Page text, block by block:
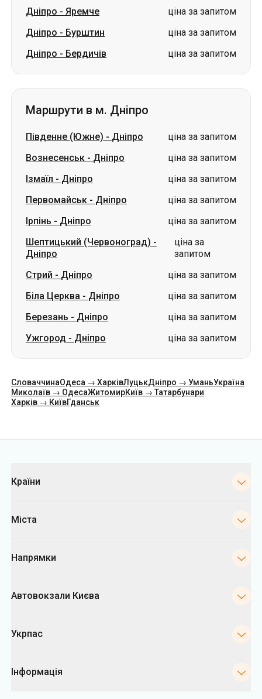
Дніпро - Яремче
ціна за запитом
Дніпро - Бурштин
ціна за запитом
Дніпро - Бердичів ціна за запитом
Маршрути в м. Дніпро
Південне (Южне) - Дніпро
ціна за запитом
Вознесенськ - Дніпро
ціна за запитом
Ізмаїл - Дніпро
ціна за запитом
Первомайськ - Дніпро
ціна за запитом
Ірпінь - Дніпро
ціна за запитом
Шептицький (Червоноград) -
Дніпро
ціна за
запитом
Стрий - Дніпро
ціна за запитом
Біла Церква - Дніпро
ціна за запитом
Березань - Дніпро
ціна за запитом
Ужгород - Дніпро ціна за запитом
СловаччинаОдеса → ХарківЛуцькДніпро → УманьУкраїна
Миколаїв → ОдесаЖитомирКиїв → Татарбунари
Харків → КиївГданськ
Країни
Міста
Напрямки
Автовокзали Києва
Укрпас
Інформація